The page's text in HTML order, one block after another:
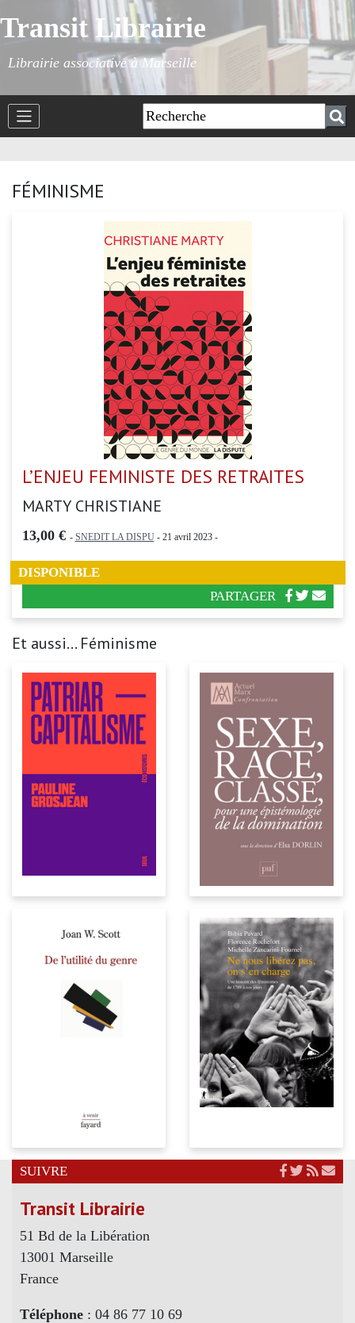
Transit Librairie
Librairie associative à Marseille
FÉMINISME
L’ENJEU FEMINISTE DES RETRAITES
MARTY CHRISTIANE
13,00 € - SNEDIT LA DISPU- 21 avril 2023 -
DISPONIBLE
PARTAGER
Et aussi... Féminisme
SUIVRE
Transit Librairie
51 Bd de la Libération
13001 Marseille
France
Téléphone : 04 86 77 10 69